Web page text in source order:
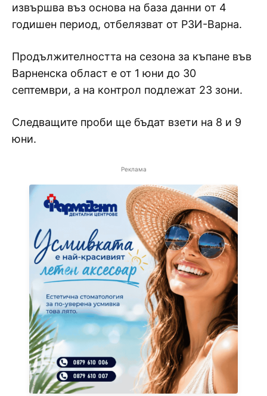
извършва въз основа на база данни от 4
годишен период, отбелязват от РЗИ-Варна.
Продължителността на сезона за къпане във
Варненска област е от 1 юни до 30
септември, а на контрол подлежат 23 зони.
Следващите проби ще бъдат взети на 8 и 9
юни.
Реклама